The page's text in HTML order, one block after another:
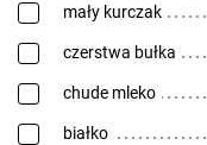
mały kurczak
czerstwa bułka
chude mleko
białko